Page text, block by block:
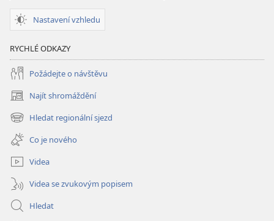
zeptali?zeptali?
Nastavení vzhledu
RYCHLÉ ODKAZY
Požádejte o návštěvu
Najít shromáždění
(otevřeno
nové
okno)
Hledat regionální sjezd
(otevřeno
nové
okno)
Co je nového
Videa
Videa se zvukovým popisem
Hledat